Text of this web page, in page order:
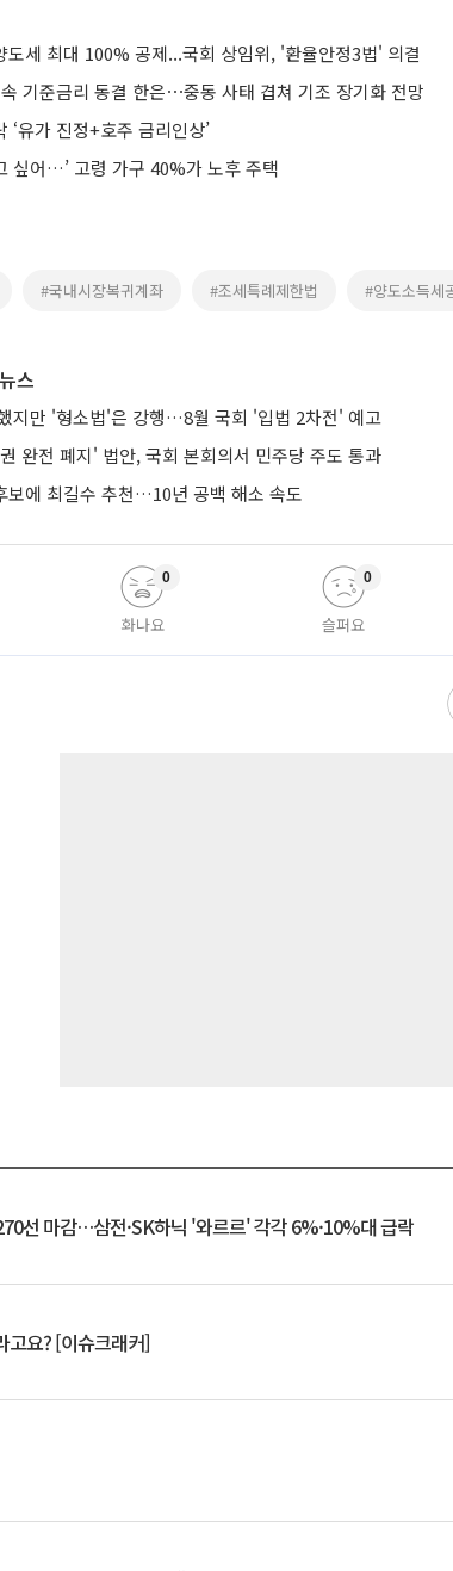
도세 최대 100% 공제...국회 상임위, '환율안정3법' 의결
속 기준금리 동결 한은⋯중동 사태 겹쳐 기조 장기화 전망
‘유가 진정+호주 금리인상’
싶어…’ 고령 가구 40%가 노후 주택
#국내시장복귀계좌 #조세특례제한법 #양도소득세
스
지만 '형소법'은 강행…8월 국회 '입법 2차전' 예고
완전 폐지' 법안, 국회 본회의서 민주당 주도 통과
보에 최길수 추천…10년 공백 해소 속도
화나요
0
슬퍼요
0
선 마감…삼전·SK하닉 '와르르' 각각 6%·10%대 급락
고요? [이슈크래커]